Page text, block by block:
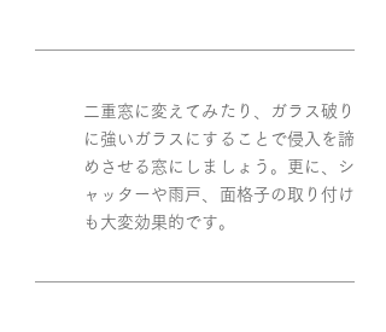
二重窓に変えてみたり、ガラス破り
に強いガラスにすることで侵入を諦
めさせる窓にしましょう。更に、シ
ャッターや雨戸、面格子の取り付け
も大変効果的です。